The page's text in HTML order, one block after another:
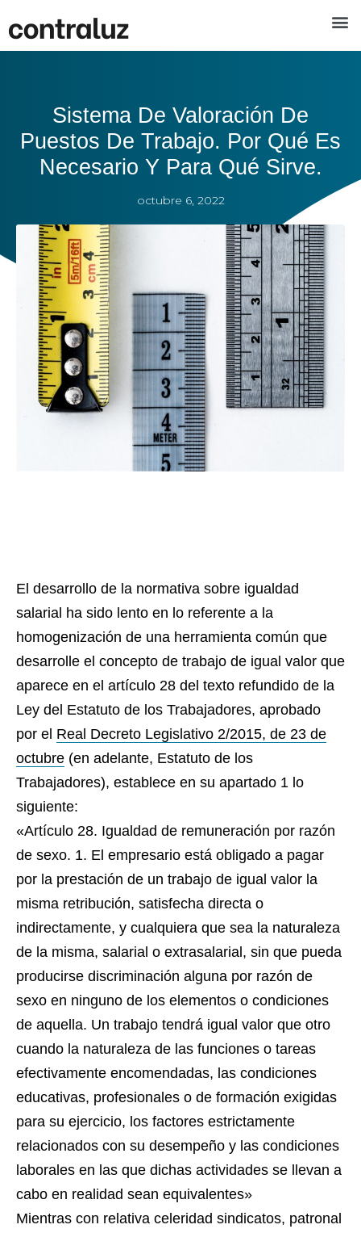
Sistema De Valoración De
Puestos De Trabajo. Por Qué Es
Necesario Y Para Qué Sirve.
octubre 6, 2022
El desarrollo de la normativa sobre igualdad
salarial ha sido lento en lo referente a la
homogenización de una herramienta común que
desarrolle el concepto de trabajo de igual valor que
aparece en el artículo 28 del texto refundido de la
Ley del Estatuto de los Trabajadores, aprobado
por el Real Decreto Legislativo 2/2015, de 23 de
octubre (en adelante, Estatuto de los
Trabajadores), establece en su apartado 1 lo
siguiente:
«Artículo 28. Igualdad de remuneración por razón
de sexo. 1. El empresario está obligado a pagar
por la prestación de un trabajo de igual valor la
misma retribución, satisfecha directa o
indirectamente, y cualquiera que sea la naturaleza
de la misma, salarial o extrasalarial, sin que pueda
producirse discriminación alguna por razón de
sexo en ninguno de los elementos o condiciones
de aquella. Un trabajo tendrá igual valor que otro
cuando la naturaleza de las funciones o tareas
efectivamente encomendadas, las condiciones
educativas, profesionales o de formación exigidas
para su ejercicio, los factores estrictamente
relacionados con su desempeño y las condiciones
laborales en las que dichas actividades se llevan a
cabo en realidad sean equivalentes»
Mientras con relativa celeridad sindicatos, patronal